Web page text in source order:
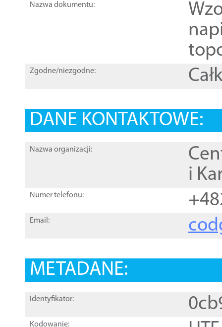
Nazwa dokumentu:
Zgodne/niezgodne:
DANE KONTAKTOWE:
Nazwa organizacji:
i
Numer telefonu:
Email:
METADANE:
Identyfikator:
Kodowanie: